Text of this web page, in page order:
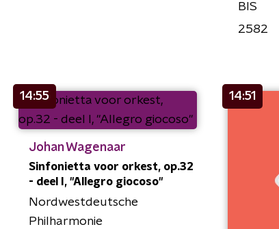
BIS
2582
14:55
Johan Wagenaar
Sinfonietta voor orkest, op.32
- deel I, "Allegro giocoso"
Nordwestdeutsche
Philharmonie
14:51